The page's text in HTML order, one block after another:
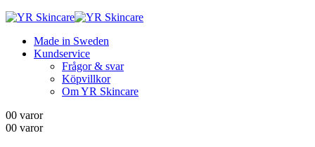
Made in Sweden
Kundservice
Frågor & svar
Köpvillkor
Om YR Skincare
00 varor
00 varor